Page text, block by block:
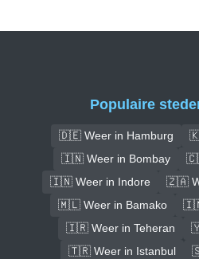
Populaire
🇩🇪 Weer in Hamburg
🇮🇳 Weer in Bombay
🇮🇳 Weer in Indore
🇿🇦
🇲🇱 Weer in Bamako
🇮🇳
🇮🇷 Weer in Teheran
🇹🇷 Weer in Istanbul